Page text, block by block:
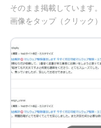
そのまま掲載しています。
画像をタップ（クリック